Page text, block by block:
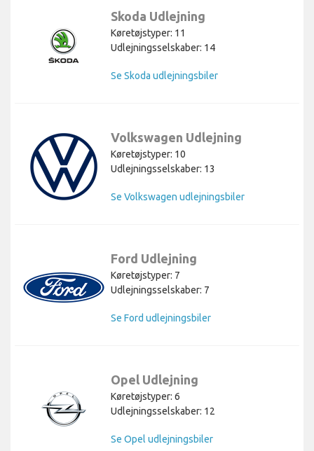
Skoda Udlejning
Køretøjstyper: 11
Udlejningsselskaber: 14
Se Skoda udlejningsbiler
Volkswagen Udlejning
Køretøjstyper: 10
Udlejningsselskaber: 13
Se Volkswagen udlejningsbiler
Ford Udlejning
Køretøjstyper: 7
Udlejningsselskaber: 7
Se Ford udlejningsbiler
Opel Udlejning
Køretøjstyper: 6
Udlejningsselskaber: 12
Se Opel udlejningsbiler